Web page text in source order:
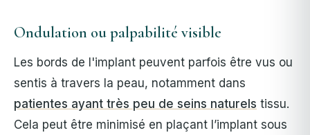
Ondulation ou palpabilité visible
Les bords de l'implant peuvent parfois être vus ou
sentis à travers la peau, notamment dans
patientes ayant très peu de seins naturels tissu.
Cela peut être minimisé en plaçant l’implant sous